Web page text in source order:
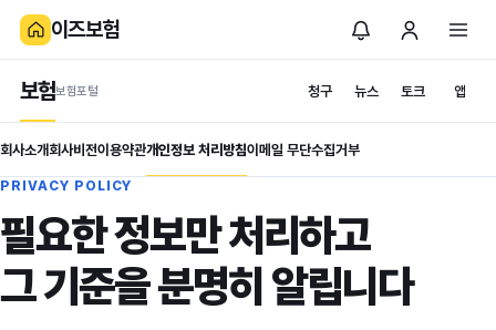
이즈보험
보험보험포털 청구 뉴스 토크 앱
회사소개회사비전이용약관개인정보 처리방침이메일 무단수집거부
PRIVACY POLICY
필요한 정보만 처리하고
그 기준을 분명히 알립니다